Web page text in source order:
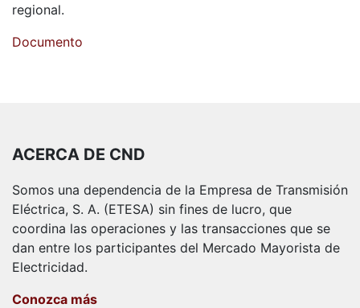
regional.
Documento
ACERCA DE CND
Somos una dependencia de la Empresa de Transmisión
Eléctrica, S. A. (ETESA) sin fines de lucro, que
coordina las operaciones y las transacciones que se
dan entre los participantes del Mercado Mayorista de
Electricidad.
Conozca más